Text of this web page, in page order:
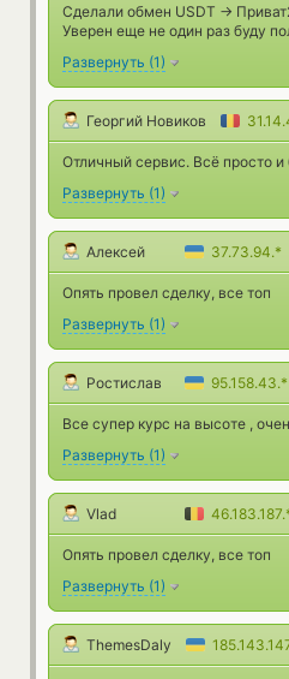
Сделали обмен USDT ->
Уверен еще не один раз буду
Развернуть (1)
Георгий Новиков
Отличный сервис. Всё просто
Развернуть (1)
Алексей 37.73.94.*
Опять провел сделку, все топ
Развернуть (1)
Ростислав 95.158.43.*
Все супер курс на высоте ,
Развернуть (1)
Vlad
Опять провел сделку, все топ
Развернуть (1)
ThemesDaly